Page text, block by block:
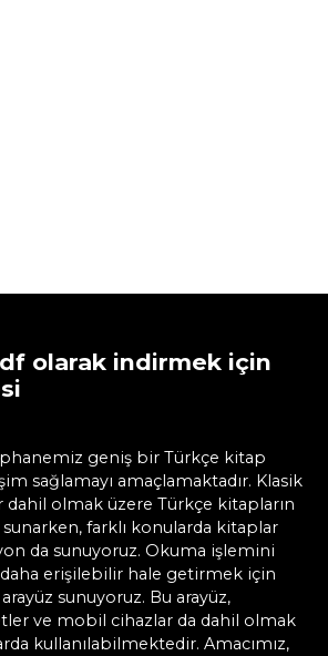
olarak indirmek için
geniş bir Türkçe kitap
sağlamayı amaçlamaktadır. Klasik
olmak üzere Türkçe kitapların
farklı konularda kitaplar
da sunuyoruz. Okuma işlemini
erişilebilir hale getirmek için
sunuyoruz. Bu arayüz,
ve mobil cihazlar da dahil olmak
kullanılabilmektedir. Amacımız,